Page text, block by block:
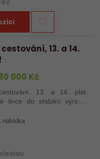
13. a 14.
000 Kč
13. a 14. plat.
lince do stabilní výrobní
nabídka